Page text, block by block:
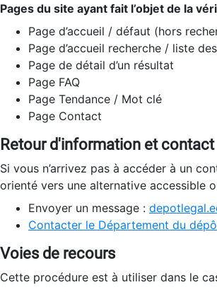
Pages du site ayant fait l’objet de la
Page d’accueil / défaut (hors
Page d’accueil recherche / liste
Page de détail d’un résultat
Page FAQ
Page Tendance / Mot clé
Page Contact
Retour d'information et contact
Si vous n’arrivez pas à accéder à un
orienté vers une alternative accessible
Envoyer un message :
Contacter le Département du
Voies de recours
Cette procédure est à utiliser dans le